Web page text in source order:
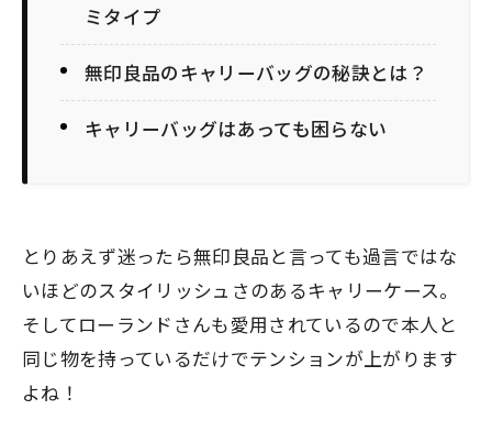
ミタイプ
無印良品のキャリーバッグの秘訣とは？
キャリーバッグはあっても困らない
とりあえず迷ったら無印良品と言っても過言ではな
いほどのスタイリッシュさのあるキャリーケース。
そしてローランドさんも愛用されているので本人と
同じ物を持っているだけでテンションが上がります
よね！